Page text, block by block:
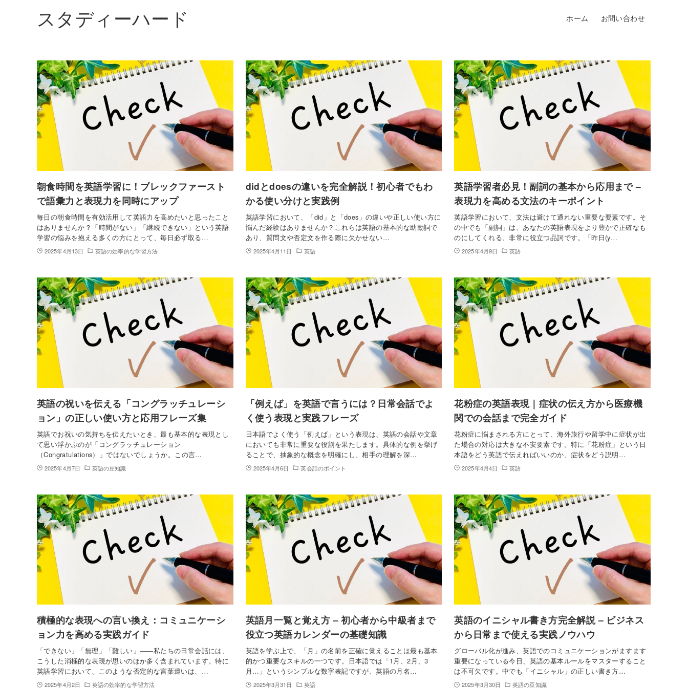
スタディーハード ホーム お問い合わせ
朝食時間を英語学習に！ブレックファースト
で語彙力と表現力を同時にアップ
毎日の朝食時間を有効活用して英語力を高めたいと思ったこと
はありませんか？「時間がない」「継続できない」という英語
学習の悩みを抱える多くの方にとって、毎日必ず取る…
2025年4月13日 英語の効率的な学習方法
didとdoesの違いを完全解説！初心者でもわ
かる使い分けと実践例
英語学習において、「did」と「does」の違いや正しい使い方に
悩んだ経験はありませんか？これらは英語の基本的な助動詞で
あり、質問文や否定文を作る際に欠かせない…
2025年4月11日 英語
英語学習者必見！副詞の基本から応用まで –
表現力を高める文法のキーポイント
英語学習において、文法は避けて通れない重要な要素です。そ
の中でも「副詞」は、あなたの英語表現をより豊かで正確なも
のにしてくれる、非常に役立つ品詞です。「昨日(y…
2025年4月9日 英語
英語の祝いを伝える「コングラッチュレーシ
ョン」の正しい使い方と応用フレーズ集
英語でお祝いの気持ちを伝えたいとき、最も基本的な表現とし
て思い浮かぶのが「コングラッチュレーション
（Congratulations）」ではないでしょうか。この言…
2025年4月7日 英語の豆知識
「例えば」を英語で言うには？日常会話でよ
く使う表現と実践フレーズ
日本語でよく使う「例えば」という表現は、英語の会話や文章
においても非常に重要な役割を果たします。具体的な例を挙げ
ることで、抽象的な概念を明確にし、相手の理解を深…
2025年4月6日 英会話のポイント
花粉症の英語表現｜症状の伝え方から医療機
関での会話まで完全ガイド
花粉症に悩まされる方にとって、海外旅行や留学中に症状が出
た場合の対応は大きな不安要素です。特に「花粉症」という日
本語をどう英語で伝えればいいのか、症状をどう説明…
2025年4月4日 英語
積極的な表現への言い換え：コミュニケーシ
ョン力を高める実践ガイド
「できない」「無理」「難しい」――私たちの日常会話には、
こうした消極的な表現が思いのほか多く含まれています。特に
英語学習において、このような否定的な言葉遣いは、…
2025年4月2日 英語の効率的な学習方法
英語月一覧と覚え方 – 初心者から中級者まで
役立つ英語カレンダーの基礎知識
英語を学ぶ上で、「月」の名前を正確に覚えることは最も基本
的かつ重要なスキルの一つです。日本語では「1月、2月、3
月…」というシンプルな数字表記ですが、英語の月名…
2025年3月31日 英語
英語のイニシャル書き方完全解説 – ビジネス
から日常まで使える実践ノウハウ
グローバル化が進み、英語でのコミュニケーションがますます
重要になっている今日、英語の基本ルールをマスターすること
は不可欠です。中でも「イニシャル」の正しい書き方…
2025年3月30日 英語の豆知識